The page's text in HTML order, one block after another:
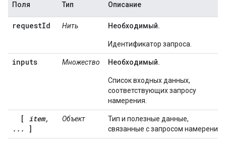
Поля Тип Описание
requestId Нить Необходимый.
Идентификатор запроса.
inputs Множество Необходимый.
Список входных данных,
соответствующих запросу
намерения.
[ item,
...
]
Объект
Тип и полезные данные,
связанные с запросом намерения.